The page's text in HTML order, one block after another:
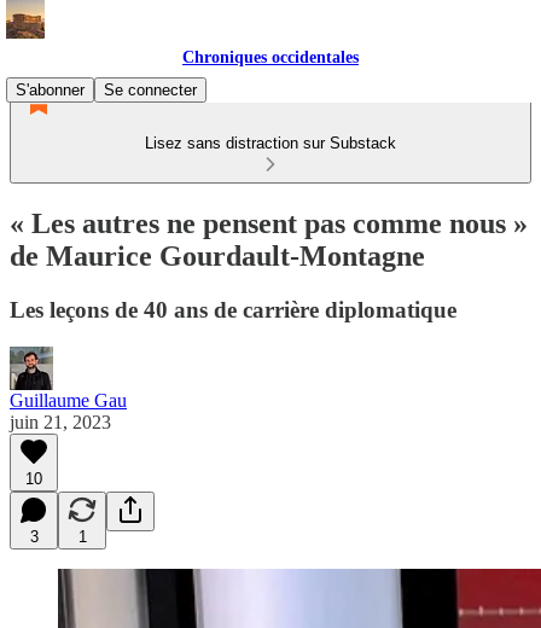
Chroniques occidentales
S'abonner
Se connecter
Lisez sans distraction sur Substack
« Les autres ne pensent pas comme nous »
de Maurice Gourdault-Montagne
Les leçons de 40 ans de carrière diplomatique
Guillaume Gau
juin 21, 2023
10
3 1